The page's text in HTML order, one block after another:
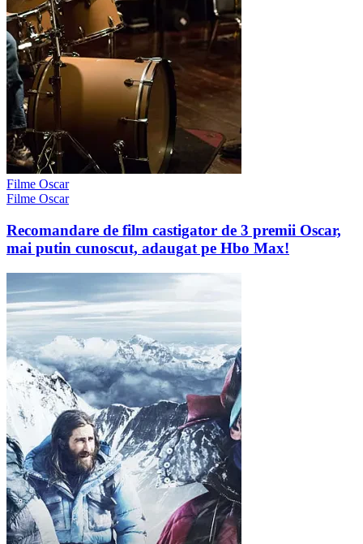
Filme Oscar
Filme Oscar
Recomandare de film castigator de 3 premii Oscar,
mai putin cunoscut, adaugat pe Hbo Max!